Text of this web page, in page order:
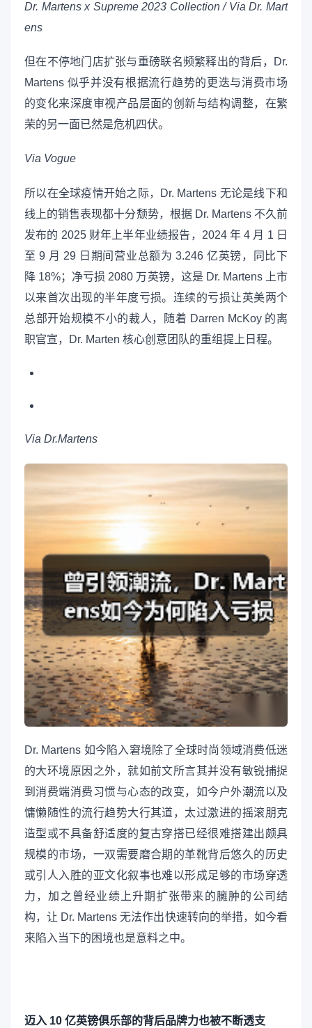
Dr. Martens x Supreme 2023 Collection / Via Dr. Mart
ens
但在不停地门店扩张与重磅联名频繁释出的背后，Dr.
Martens 似乎并没有根据流行趋势的更迭与消费市场
的变化来深度审视产品层面的创新与结构调整，在繁
荣的另一面已然是危机四伏。
Via Vogue
所以在全球疫情开始之际，Dr. Martens 无论是线下和
线上的销售表现都十分颓势，根据 Dr. Martens 不久前
发布的 2025 财年上半年业绩报告，2024 年 4 月 1 日
至 9 月 29 日期间营业总额为 3.246 亿英镑，同比下
降 18%；净亏损 2080 万英镑，这是 Dr. Martens 上市
以来首次出现的半年度亏损。连续的亏损让英美两个
总部开始规模不小的裁人，随着 Darren McKoy 的离
职官宣，Dr. Marten 核心创意团队的重组提上日程。
Via Dr.Martens
Dr. Martens 如今陷入窘境除了全球时尚领域消费低迷
的大环境原因之外，就如前文所言其并没有敏锐捕捉
到消费端消费习惯与心态的改变，如今户外潮流以及
慵懒随性的流行趋势大行其道，太过激进的摇滚朋克
造型或不具备舒适度的复古穿搭已经很难搭建出颇具
规模的市场，一双需要磨合期的革靴背后悠久的历史
或引人入胜的亚文化叙事也难以形成足够的市场穿透
力，加之曾经业绩上升期扩张带来的臃肿的公司结
构，让 Dr. Martens 无法作出快速转向的举措，如今看
来陷入当下的困境也是意料之中。
迈入 10 亿英镑俱乐部的背后品牌力也被不断透支